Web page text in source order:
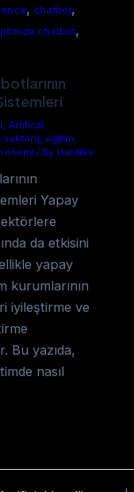
, chatbot,
chatbot,
, Artifical
sektörü, eğitim,
önemi/ By Hardlex
Yapay
da etkisini
yapay
kurumlarının
iyileştirme ve
Bu yazıda,
nasıl